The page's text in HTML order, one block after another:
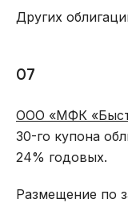
Других
07
ООО «МФК
30-го купона
24% годовых.
Размещение по